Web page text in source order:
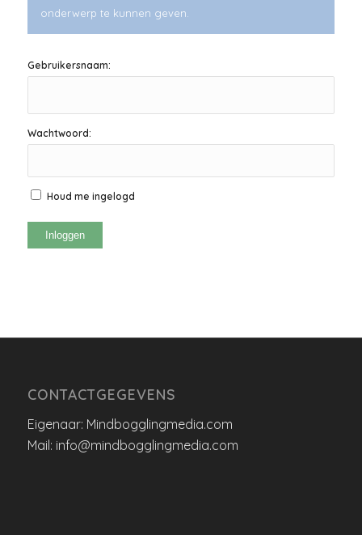
onderwerp te kunnen geven.
Gebruikersnaam:
Wachtwoord:
Houd me ingelogd
Inloggen
CONTACTGEGEVENS
Eigenaar: Mindbogglingmedia.com
Mail: info@mindbogglingmedia.com